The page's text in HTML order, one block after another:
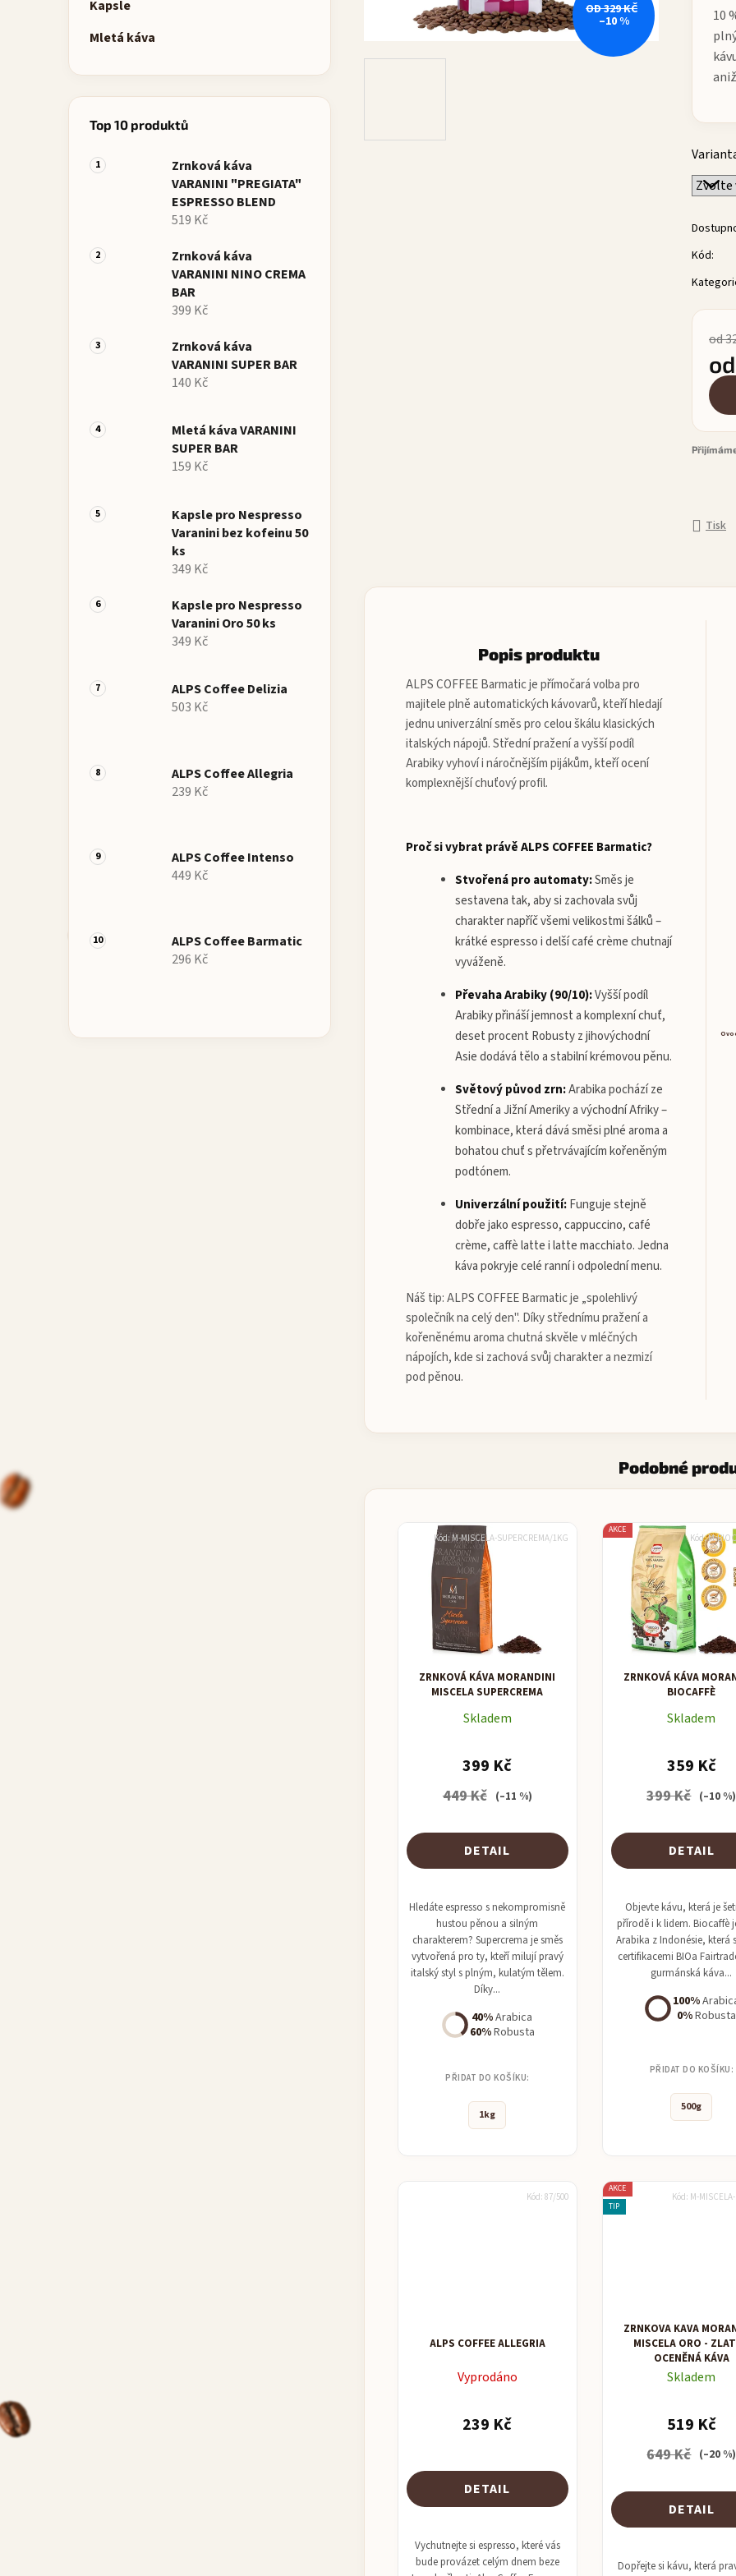
e
Kapsle
Mletá káva
Top 10 produktů
Zrnková káva
VARANINI "PREGIATA"
ESPRESSO BLEND
519 Kč
Zrnková káva
VARANINI NINO CREMA
BAR
399 Kč
Zrnková káva
VARANINI SUPER BAR
140 Kč
Mletá káva VARANINI
SUPER BAR
159 Kč
Kapsle pro Nespresso
Varanini bez kofeinu 50
ks
349 Kč
Kapsle pro Nespresso
Varanini Oro 50 ks
349 Kč
ALPS Coffee Delizia
503 Kč
ALPS Coffee Allegria
239 Kč
ALPS Coffee Intenso
449 Kč
ALPS Coffee Barmatic
296 Kč
10
Kód:
od
Tisk
OD 329 KČ
–10 %
Popis produktu
ALPS COFFEE Barmatic je přímočará volba pro
majitele plně automatických kávovarů, kteří hledají
jednu univerzální směs pro celou škálu klasických
italských nápojů. Střední pražení a vyšší podíl
Arabiky vyhoví i náročnějším pijákům, kteří ocení
komplexnější chuťový profil.
Proč si vybrat právě ALPS COFFEE Barmatic?
Stvořená pro automaty:Směs je
sestavena tak, aby si zachovala svůj
charakter napříč všemi velikostmi šálků –
krátké espresso i delší café crème chutnají
vyváženě.
Převaha Arabiky (90/10):Vyšší podíl
Arabiky přináší jemnost a komplexní chuť,
deset procent Robusty z jihovýchodní
Asie dodává tělo a stabilní krémovou pěnu.
Světový původ zrn:Arabika pochází ze
Střední a Jižní Ameriky a východní Afriky –
kombinace, která dává směsi plné aroma a
bohatou chuť s přetrvávajícím kořeněným
podtónem.
Univerzální použití:Funguje stejně
dobře jako espresso, cappuccino, café
crème, caffè latte i latte macchiato. Jedna
káva pokryje celé ranní i odpolední menu.
Náš tip: ALPS COFFEE Barmatic je „spolehlivý
společník na celý den". Díky střednímu pražení a
kořeněnému aroma chutná skvěle v mléčných
nápojích, kde si zachová svůj charakter a nezmizí
pod pěnou.
Podobné
ZRNKOVÁ KÁVA MORANDINI
MISCELA SUPERCREMA
Skladem
399 Kč
449 Kč (–11 %)
DETAIL
Hledáte espresso s nekompromisně
hustou pěnou a silným
charakterem? Supercrema je směs
vytvořená pro ty, kteří milují pravý
italský styl s plným, kulatým tělem.
Díky...
40%Arabica
60%Robusta
PŘIDAT DO KOŠÍKU:
1kg
Kód: M-MISCELA-SUPERCREMA/1KG
AKCE
ZRNKOVÁ KÁVA
BIOCAFFÈ
Skladem
359 Kč
399 Kč (–10 %)
DETAIL
Objevte kávu, která je
přírodě i k lidem. Biocaffè
Arabika z Indonésie, která
certifikacemi BIOa
gurmánská káva...
100%
0%Robusta
PŘIDAT DO KOŠÍKU:
500g
Kód:M-
ALPS COFFEE ALLEGRIA
Vyprodáno
239 Kč
DETAIL
Vychutnejte si espresso, které vás
bude provázet celým dnem beze
Kód: 87/500
AKCE
TIP
ZRNKOVÁ KÁVA
MISCELA ORO -
OCENĚNÁ KÁVA
Skladem
519 Kč
649 Kč (–20 %)
DETAIL
Dopřejte si kávu, která
Kód: M-